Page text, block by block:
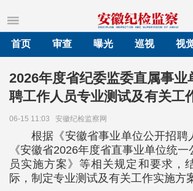
首页
审查 曝光 巡视 视
2026年度省纪委监委直属事业
聘工作人员专业测试及有关工
06-15 11:03 安徽纪检监察网
根据《安徽省事业单位公开招聘
《安徽省2026年度省直事业单位统一
员实施方案》等相关规定和要求，
际，制定专业测试及有关工作实施方